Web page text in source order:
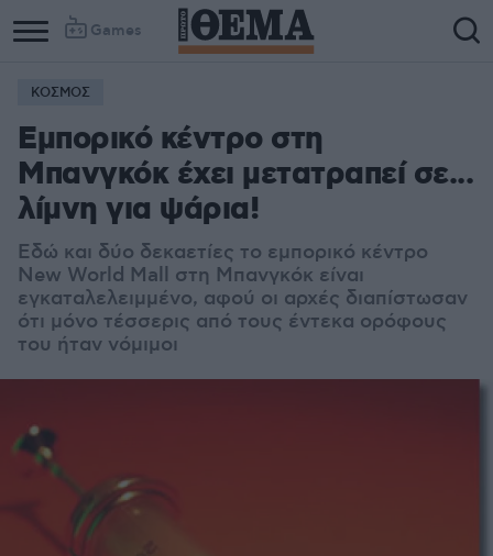
Games
ΚΟΣΜΟΣ
Εμπορικό κέντρο στη
Μπανγκόκ έχει μετατραπεί σε...
λίμνη για ψάρια!
Εδώ και δύο δεκαετίες το εμπορικό κέντρο
New World Mall στη Μπανγκόκ είναι
εγκαταλελειμμένο, αφού οι αρχές διαπίστωσαν
ότι μόνο τέσσερις από τους έντεκα ορόφους
του ήταν νόμιμοι